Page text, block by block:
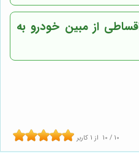
از مبین خودرو به
10 / 10 از 1 کاربر